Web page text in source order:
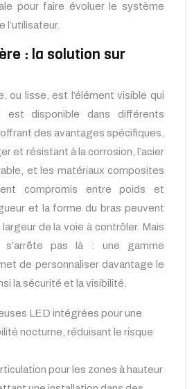
pour faire évoluer le système
l’utilisateur.
: la solution sur
ou lisse, est l’élément visible qui
est disponible dans différents
des avantages spécifiques.
et résistant à la corrosion, l’acier
et les matériaux composites
compromis entre poids et
et la forme du bras peuvent
de la voie à contrôler. Mais
s’arrête pas là : une gamme
de personnaliser davantage le
la sécurité et la visibilité.
LED intégrées pour une
nocturne, réduisant le risque
pour les zones à hauteur